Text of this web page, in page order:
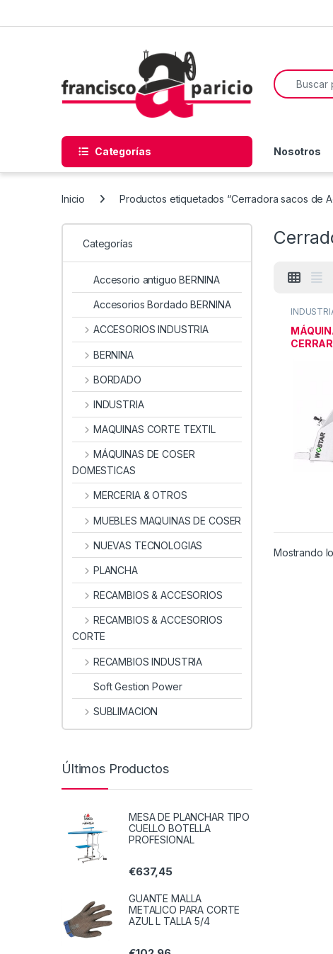
Search for:
Categorías Nosotros
Inicio Productos etiquetados “Cerradora sacos de
Mostrando
Categorías
Accesorio antiguo BERNINA
Accesorios Bordado BERNINA
ACCESORIOS INDUSTRIA
BERNINA
BORDADO
INDUSTRIA
MAQUINAS CORTE TEXTIL
MÁQUINAS DE COSER
DOMESTICAS
MERCERIA & OTROS
MUEBLES MAQUINAS DE COSER
NUEVAS TECNOLOGIAS
PLANCHA
RECAMBIOS & ACCESORIOS
RECAMBIOS & ACCESORIOS
CORTE
RECAMBIOS INDUSTRIA
Soft Gestion Power
SUBLIMACION
Últimos Productos
MESA DE PLANCHAR TIPO
CUELLO BOTELLA
PROFESIONAL
€637,45
GUANTE MALLA
METALICO PARA CORTE
AZUL L TALLA 5/4